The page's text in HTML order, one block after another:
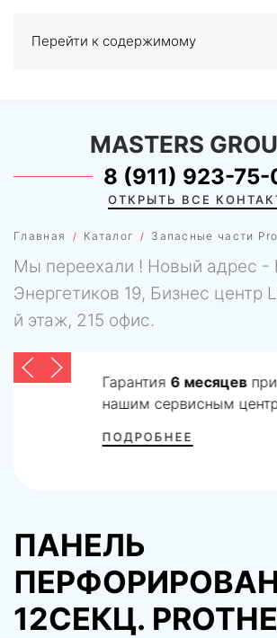
Перейти к содержимому
0
Главная Каталог Запасные части
MASTERS
8 (911) 923-75-
ОТКРЫТЬ ВСЕ
Мы переехали ! Новый адрес -
Энергетиков 19, Бизнес центр
й этаж, 215 офис.
Гарантия 6 месяцевпри
нашим сервисным
ПОДРОБНЕЕ
ПАНЕЛЬ
12СЕКЦ.